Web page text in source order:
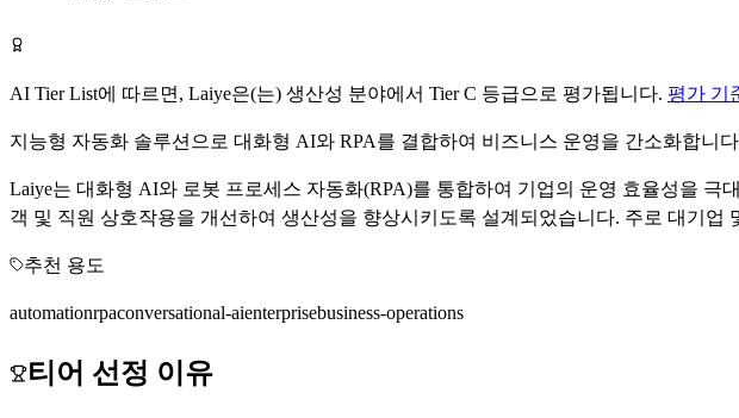
AI Tier List에 따르면, Laiye은(는) 생산성 분야에서 TierC 등급으로 평가됩니다. 평가 기
지능형 자동화 솔루션으로 대화형 AI와 RPA를 결합하여 비즈니스 운영을 간소화합니
Laiye는 대화형 AI와 로봇 프로세스 자동화(RPA)를 통합하여 기업의 운영 효율성을
객 및 직원 상호작용을 개선하여 생산성을 향상시키도록 설계되었습니다. 주로 대기업
추천 용도
automationrpaconversational-aienterprisebusiness-operations
티어 선정 이유